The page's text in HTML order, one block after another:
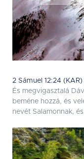
2 Sámuel 12:24 (KAR)
És megvigasztalá
beméne hozzá, és
nevét Salamonnak,